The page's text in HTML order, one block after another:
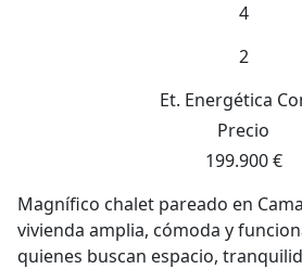
4
2
Et. Energética
Precio
199.900 €
Magnífico chalet pareado en
vivienda amplia, cómoda y
quienes buscan espacio,